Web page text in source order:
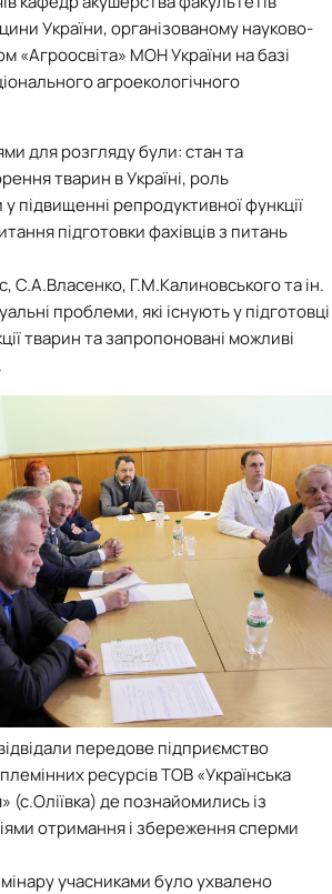
України, організованому науково-
«Агроосвіта» МОН України на базі
агроекологічного
для розгляду були: стан та
тварин в Україні, роль
підвищенні репродуктивної функції
підготовки фахівців з питань
С.А.Власенко, Г.М.Калиновського та ін.
проблеми, які існують у підготовці
тварин та запропоновані можливі
передове підприємство
ресурсів ТОВ «Українська
(с.Оліївка) де познайомились із
отримання і збереження сперми
учасниками було ухвалено